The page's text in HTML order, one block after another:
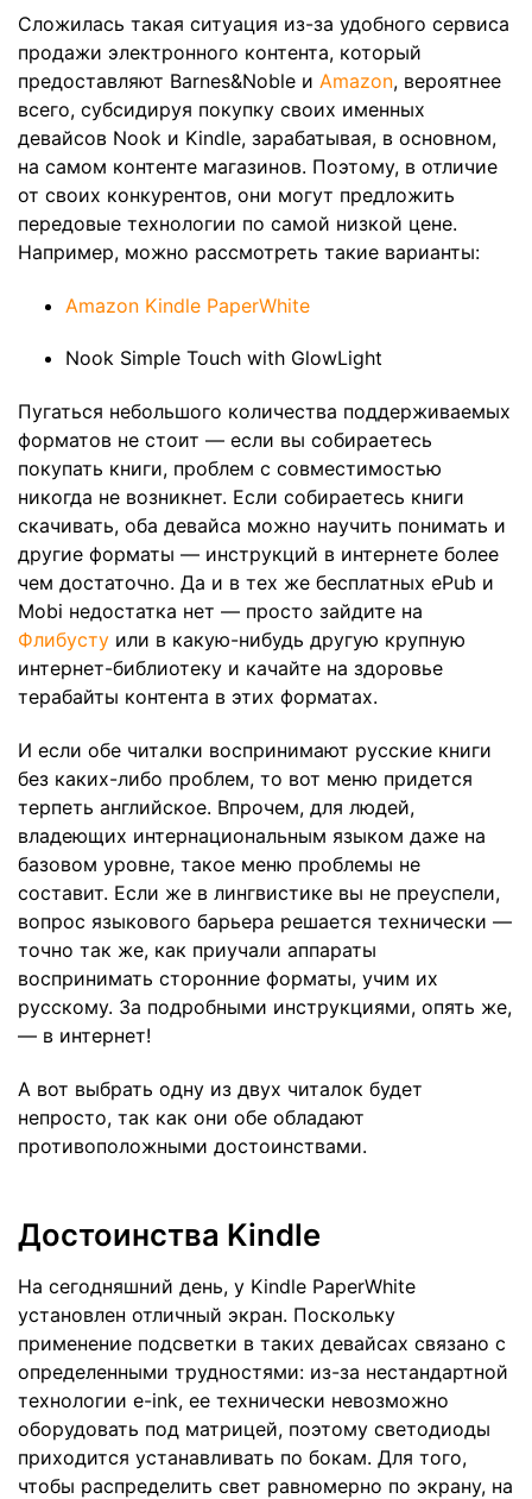
Сложилась такая ситуация из-за удобного сервиса
продажи электронного контента, который
предоставляют Barnes&Noble и Amazon, вероятнее
всего, субсидируя покупку своих именных
девайсов Nook и Kindle, зарабатывая, в основном,
на самом контенте магазинов. Поэтому, в отличие
от своих конкурентов, они могут предложить
передовые технологии по самой низкой цене.
Например, можно рассмотреть такие варианты:
Amazon Kindle PaperWhite
Nook Simple Touch with GlowLight
Пугаться небольшого количества поддерживаемых
форматов не стоит — если вы собираетесь
покупать книги, проблем с совместимостью
никогда не возникнет. Если собираетесь книги
скачивать, оба девайса можно научить понимать и
другие форматы — инструкций в интернете более
чем достаточно. Да и в тех же бесплатных ePub и
Mobi недостатка нет — просто зайдите на
Флибусту или в какую-нибудь другую крупную
интернет-библиотеку и качайте на здоровье
терабайты контента в этих форматах.
И если обе читалки воспринимают русские книги
без каких-либо проблем, то вот меню придется
терпеть английское. Впрочем, для людей,
владеющих интернациональным языком даже на
базовом уровне, такое меню проблемы не
составит. Если же в лингвистике вы не преуспели,
вопрос языкового барьера решается технически —
точно так же, как приучали аппараты
воспринимать сторонние форматы, учим их
русскому. За подробными инструкциями, опять же,
— в интернет!
А вот выбрать одну из двух читалок будет
непросто, так как они обе обладают
противоположными достоинствами.
Достоинства Kindle
На сегодняшний день, у Kindle PaperWhite
установлен отличный экран. Поскольку
применение подсветки в таких девайсах связано с
определенными трудностями: из-за нестандартной
технологии e-ink, ее технически невозможно
оборудовать под матрицей, поэтому светодиоды
приходится устанавливать по бокам. Для того,
чтобы распределить свет равномерно по экрану, на